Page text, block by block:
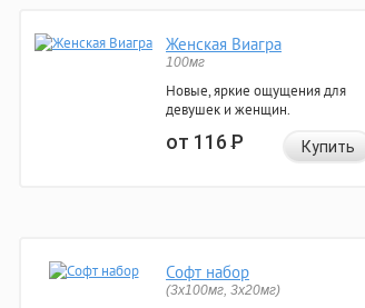
Женская Виагра
100мг
Новые, яркие ощущения для
девушек и женщин.
от 116Р Купить
Софт набор
(3x100мг, 3x20мг)